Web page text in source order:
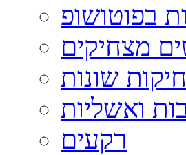
בפוטושופ
מצחיקים
שונות
ואשליות
רקעים